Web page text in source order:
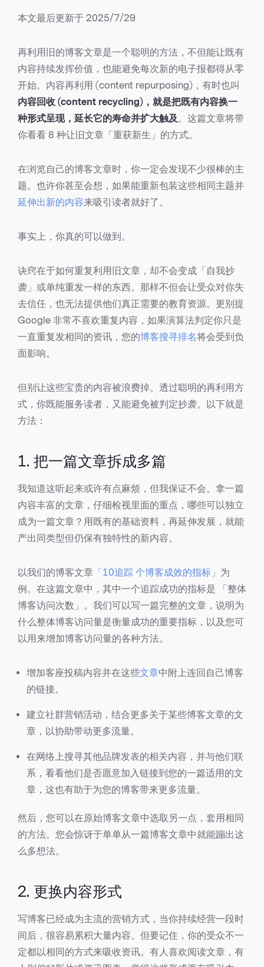
本文最后更新于 2025/7/29
再利用旧的博客文章是一个聪明的方法，不但能让既有
内容持续发挥价值，也能避免每次新的电子报都得从零
开始。内容再利用 (content repurposing)，有时也叫
内容回收 (content recycling)，就是把既有内容换一
种形式呈现，延长它的寿命并扩大触及。这篇文章将带
你看看 8 种让旧文章「重获新生」的方式。
在浏览自己的博客文章时，你一定会发现不少很棒的主
题。也许你甚至会想，如果能重新包装这些相同主题并
延伸出新的内容来吸引读者就好了。
事实上，你真的可以做到。
诀窍在于如何重复利用旧文章，却不会变成「自我抄
袭」或单纯重发一样的东西。那样不但会让受众对你失
去信任，也无法提供他们真正需要的教育资源。更别提
Google 非常不喜欢重复内容，如果演算法判定你只是
一直重复发相同的资讯，您的博客搜寻排名将会受到负
面影响。
但别让这些宝贵的内容被浪费掉。透过聪明的再利用方
式，你既能服务读者，又能避免被判定抄袭。以下就是
方法：
1. 把一篇文章拆成多篇
我知道这听起来或许有点麻烦，但我保证不会。拿一篇
内容丰富的文章，仔细检视里面的重点，哪些可以独立
成为一篇文章？用既有的基础资料，再延伸发展，就能
产出同类型但仍保有独特性的新内容。
以我们的博客文章 「10追踪 个博客成效的指标」 为
例。在这篇文章中，其中一个追踪成功的指标是 「整体
博客访问次数」。我们可以写一篇完整的文章，说明为
什么整体博客访问量是衡量成功的重要指标，以及您可
以用来增加博客访问量的各种方法。
增加客座投稿内容并在这些文章中附上连回自己博客
的链接。
建立社群营销活动，结合更多关于某些博客文章的文
章，以协助带动更多流量。
在网络上搜寻其他品牌发表的相关内容，并与他们联
系，看看他们是否愿意加入链接到您的一篇适用的文
章，这也有助于为您的博客带来更多流量。
然后，您可以在原始博客文章中选取另一点，套用相同
的方法。您会惊讶于单单从一篇博客文章中就能蹦出这
么多想法。
2. 更换内容形式
写博客已经成为主流的营销方式，当你持续经营一段时
间后，很容易累积大量内容。但要记住，你的受众不一
定都以相同的方式来吸收资讯。有人喜欢阅读文章，有